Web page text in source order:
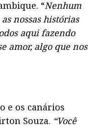
“Nenhum
nossas histórias
aqui fazendo
amor, algo que nos
e os canários
Souza. “Você